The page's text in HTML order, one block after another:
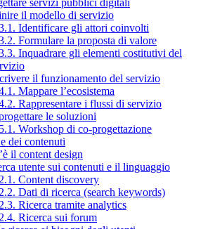
il modello di servizio
Identificare gli attori coinvolti
Formulare la proposta di valore
Inquadrare gli elementi costitutivi del
il funzionamento del servizio
Mappare l’ecosistema
Rappresentare i flussi di servizio
le soluzioni
Workshop di co-progettazione
dei contenuti
il content design
utente sui contenuti e il linguaggio
Content discovery
Dati di ricerca (search keywords)
Ricerca tramite analytics
Ricerca sui forum